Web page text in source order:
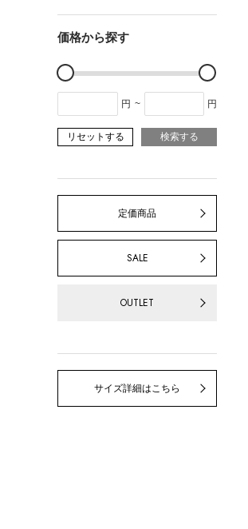
価格から探す
円 ~ 円
リセットする 検索する
定価商品
SALE
OUTLET
サイズ詳細はこちら